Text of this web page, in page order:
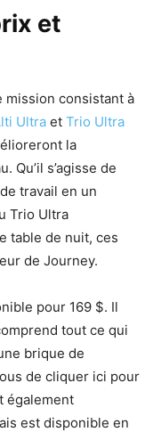
et
mission consistant à
Ultra et Trio Ultra
la
Qu’il s’agisse de
travail en un
Trio Ultra
table de nuit, ces
de Journey.
pour 169 $. Il
tout ce qui
brique de
de cliquer ici pour
également
est disponible en